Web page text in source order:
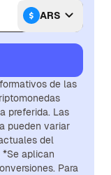
ARS
de las
preferida. Las
pueden variar
del
aplican
Para